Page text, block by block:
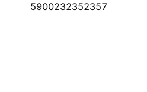
5900232352357